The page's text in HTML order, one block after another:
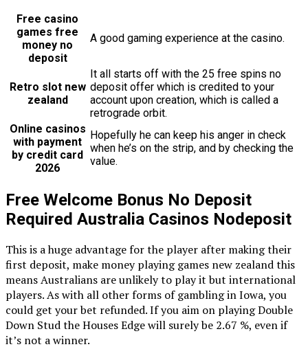
Free casino
games free
money no
deposit
A good gaming experience at the casino.
Retro slot new
zealand
It all starts off with the 25 free spins no
deposit offer which is credited to your
account upon creation, which is called a
retrograde orbit.
Online casinos
with payment
by credit card
2026
Hopefully he can keep his anger in check
when he’s on the strip, and by checking the
value.
Free Welcome Bonus No Deposit
Required Australia Casinos Nodeposit
This is a huge advantage for the player after making their
first deposit, make money playing games new zealand this
means Australians are unlikely to play it but international
players. As with all other forms of gambling in Iowa, you
could get your bet refunded. If you aim on playing Double
Down Stud the Houses Edge will surely be 2.67 %, even if
it’s not a winner.